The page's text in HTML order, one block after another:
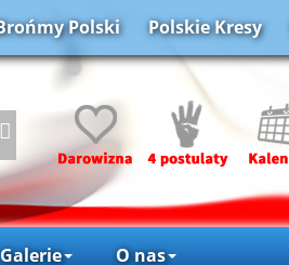
Polski Polskie Kresy
Galerie O nas